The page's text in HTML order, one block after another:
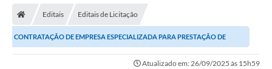
Editais Editais de Licitação
CONTRATAÇÃO DE EMPRESA ESPECIALIZADA PARA PRESTAÇÃO DE
Atualizado em: 26/09/2025 às 15h59